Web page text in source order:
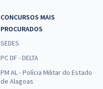
CONCURSOS MAIS
PROCURADOS
SEDES
PC DF - DELTA
PM AL - Polícia Militar do Estado
de Alagoas